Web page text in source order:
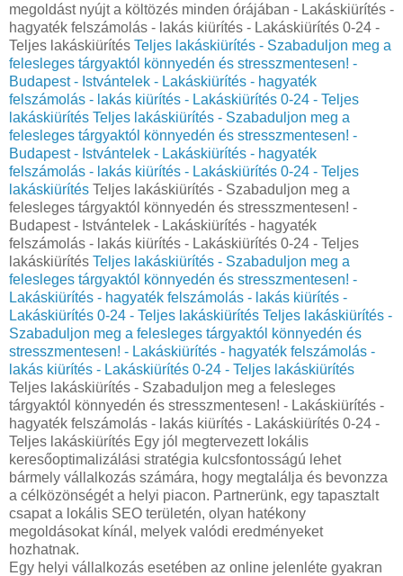
megoldást nyújt a költözés minden órájában - Lakáskiürítés -
hagyaték felszámolás - lakás kiürítés - Lakáskiürítés 0-24 -
Teljes lakáskiürítés Teljes lakáskiürítés - Szabaduljon meg a
felesleges tárgyaktól könnyedén és stresszmentesen! -
Budapest - Istvántelek - Lakáskiürítés - hagyaték
felszámolás - lakás kiürítés - Lakáskiürítés 0-24 - Teljes
lakáskiürítés Teljes lakáskiürítés - Szabaduljon meg a
felesleges tárgyaktól könnyedén és stresszmentesen! -
Budapest - Istvántelek - Lakáskiürítés - hagyaték
felszámolás - lakás kiürítés - Lakáskiürítés 0-24 - Teljes
lakáskiürítés Teljes lakáskiürítés - Szabaduljon meg a
felesleges tárgyaktól könnyedén és stresszmentesen! -
Budapest - Istvántelek - Lakáskiürítés - hagyaték
felszámolás - lakás kiürítés - Lakáskiürítés 0-24 - Teljes
lakáskiürítés Teljes lakáskiürítés - Szabaduljon meg a
felesleges tárgyaktól könnyedén és stresszmentesen! -
Lakáskiürítés - hagyaték felszámolás - lakás kiürítés -
Lakáskiürítés 0-24 - Teljes lakáskiürítés Teljes lakáskiürítés -
Szabaduljon meg a felesleges tárgyaktól könnyedén és
stresszmentesen! - Lakáskiürítés - hagyaték felszámolás -
lakás kiürítés - Lakáskiürítés 0-24 - Teljes lakáskiürítés
Teljes lakáskiürítés - Szabaduljon meg a felesleges
tárgyaktól könnyedén és stresszmentesen! - Lakáskiürítés -
hagyaték felszámolás - lakás kiürítés - Lakáskiürítés 0-24 -
Teljes lakáskiürítés Egy jól megtervezett lokális
keresőoptimalizálási stratégia kulcsfontosságú lehet
bármely vállalkozás számára, hogy megtalálja és bevonzza
a célközönségét a helyi piacon. Partnerünk, egy tapasztalt
csapat a lokális SEO területén, olyan hatékony
megoldásokat kínál, melyek valódi eredményeket
hozhatnak.
Egy helyi vállalkozás esetében az online jelenléte gyakran